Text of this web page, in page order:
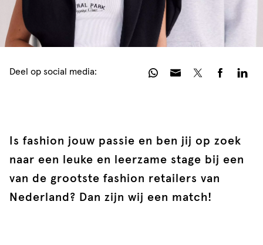
Deel op social media:
Is fashion jouw passie en ben jij op zoek
naar een leuke en leerzame stage bij een
van de grootste fashion retailers van
Nederland? Dan zijn wij een match!